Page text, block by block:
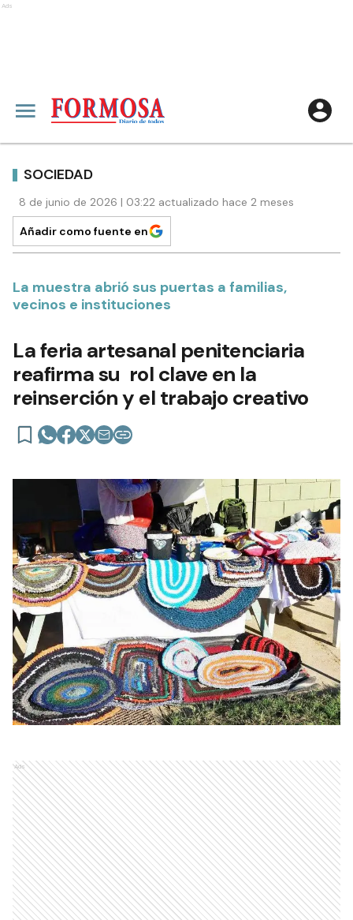
Ads
SOCIEDAD
8 de junio de 2026 | 03:22 actualizado hace 2 meses
Añadir como fuente en
La muestra abrió sus puertas a familias,
vecinos e instituciones
La feria artesanal penitenciaria
reafirma su rol clave en la
reinserción y el trabajo creativo
Ads